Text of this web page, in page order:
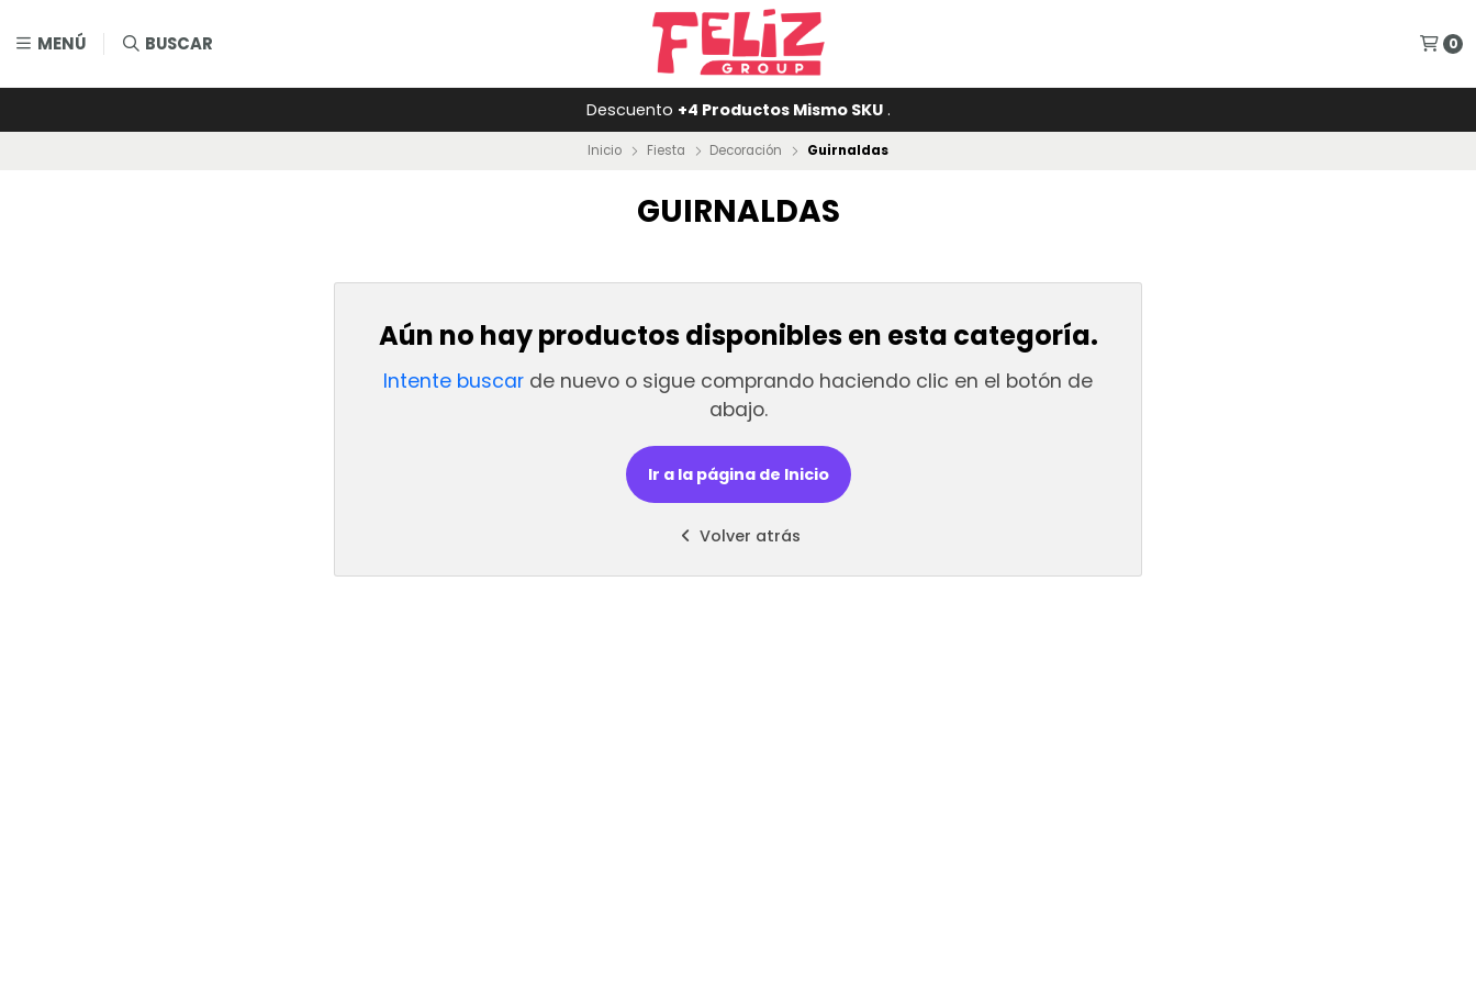
MENÚ BUSCAR 0
Descuento +4 Productos Mismo SKU.
Inicio Fiesta Decoración Guirnaldas
GUIRNALDAS
Aún no hay productos disponibles en esta categoría.
Intente buscar de nuevo o sigue comprando haciendo clic en el botón de
abajo.
Ir a la página de Inicio
Volver atrás